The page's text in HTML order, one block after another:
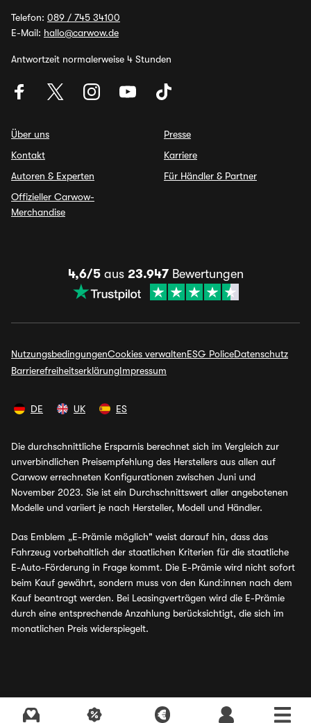
Telefon: 089 / 745 34100
E-Mail: hallo@carwow.de
Antwortzeit normalerweise 4 Stunden
Über uns
Kontakt
Autoren & Experten
Offizieller Carwow-
Merchandise
Presse
Karriere
Für Händler & Partner
4,6/5aus 23.947Bewertungen
NutzungsbedingungenCookies verwaltenESG PoliceDatenschutz
BarrierefreiheitserklärungImpressum
DE UK ES
Die durchschnittliche Ersparnis berechnet sich im Vergleich zur
unverbindlichen Preisempfehlung des Herstellers aus allen auf
Carwow errechneten Konfigurationen zwischen Juni und
November 2023. Sie ist ein Durchschnittswert aller angebotenen
Modelle und variiert je nach Hersteller, Modell und Händler.
Das Emblem „E-Prämie möglich" weist darauf hin, dass das
Fahrzeug vorbehaltlich der staatlichen Kriterien für die staatliche
E-Auto-Förderung in Frage kommt. Die E-Prämie wird nicht sofort
beim Kauf gewährt, sondern muss von den Kund:innen nach dem
Kauf beantragt werden. Bei Leasingverträgen wird die E-Prämie
durch eine entsprechende Anzahlung berücksichtigt, die sich im
monatlichen Preis widerspiegelt.